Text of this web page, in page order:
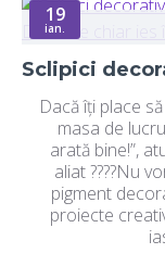
19
ian.
Dacă îți place
masa de
arată bine!”,
aliat ????Nu
pigment
proiecte